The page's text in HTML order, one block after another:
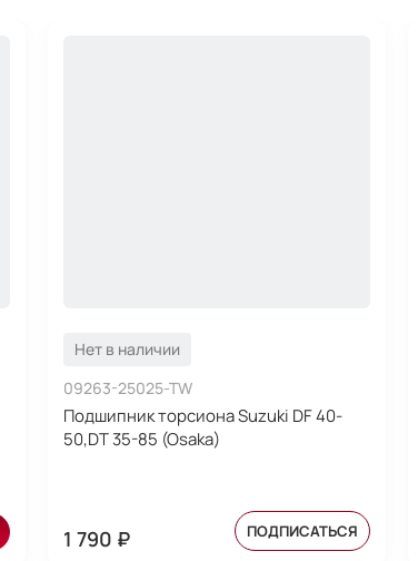
Нет в наличии
09263-25025-TW
Подшипник торсиона Suzuki DF 40-
50,DT 35-85 (Osaka)
1 790 ₽ ПОДПИСАТЬСЯ